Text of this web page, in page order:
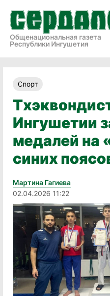
Общенациональная газета
Республики Ингушетия
Спорт
Ингушетии
медалей на
синих
Мартина Гагиева
02.04.2026 11:22